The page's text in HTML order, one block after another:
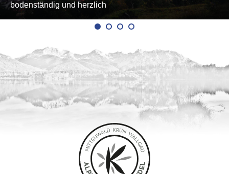
bodenständig und herzlich